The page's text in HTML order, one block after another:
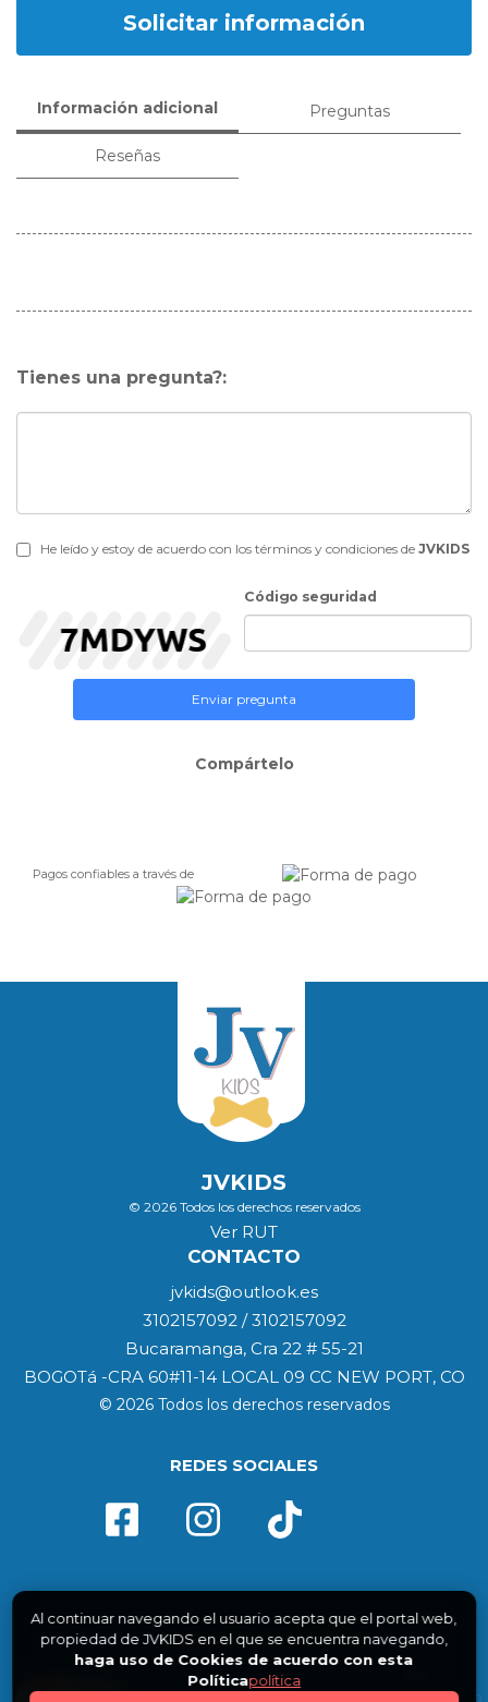
Solicitar información
Información adicional Preguntas
Reseñas
Tienes una pregunta?:
He leído y estoy de acuerdo con los términos y condiciones de JVKIDS
Código seguridad
Enviar pregunta
Compártelo
Pagos confiables a través de
JVKIDS
© 2026 Todos los derechos reservados
Ver RUT
CONTACTO
jvkids@outlook.es
3102157092 / 3102157092
Bucaramanga, Cra 22 # 55-21
BOGOTá -CRA 60#11-14 LOCAL 09 CC NEW PORT, CO
© 2026 Todos los derechos reservados
REDES SOCIALES
Al continuar navegando el usuario acepta que el portal web,
propiedad de JVKIDS en el que se encuentra navegando,
haga uso de Cookies de acuerdo con esta
Políticapolítica